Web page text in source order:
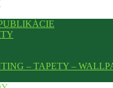
– TAPETY –